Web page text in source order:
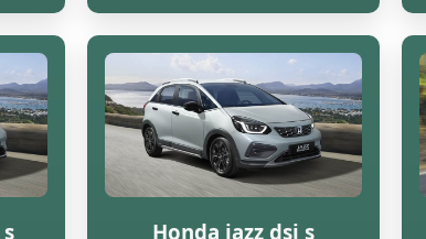
Honda jazz dsi s